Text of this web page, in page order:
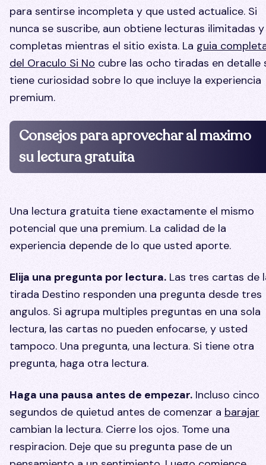
para sentirse incompleta y que usted actualice. Si
nunca se suscribe, aun obtiene lecturas ilimitadas y
completas mientras el sitio exista. La guia
del Oraculo Si No cubre las ocho tiradas en detalle
tiene curiosidad sobre lo que incluye la experiencia
premium.
Consejos para aprovechar al maximo
su lectura gratuita
Una lectura gratuita tiene exactamente el mismo
potencial que una premium. La calidad de la
experiencia depende de lo que usted aporte.
Elija una pregunta por lectura. Las tres cartas de
tirada Destino responden una pregunta desde tres
angulos. Si agrupa multiples preguntas en una sola
lectura, las cartas no pueden enfocarse, y usted
tampoco. Una pregunta, una lectura. Si tiene otra
pregunta, haga otra lectura.
Haga una pausa antes de empezar. Incluso cinco
segundos de quietud antes de comenzar a barajar
cambian la lectura. Cierre los ojos. Tome una
respiracion. Deje que su pregunta pase de un